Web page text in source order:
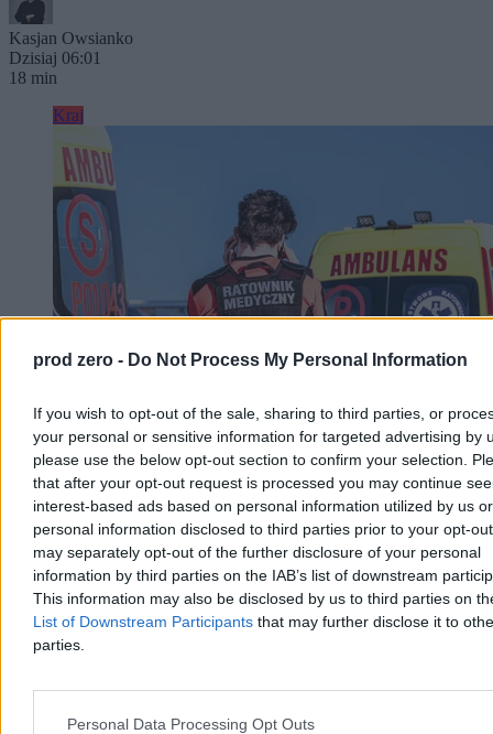
prod zero - Do Not Process My Personal Information
If you wish to opt-out of the sale, sharing to third parties, or
your personal or sensitive information for targeted advertising by
please use the below opt-out section to confirm your selection.
that after your opt-out request is processed you may continue
interest-based ads based on personal information utilized by us or
personal information disclosed to third parties prior to your opt-
may separately opt-out of the further disclosure of your personal
information by third parties on the IAB’s list of downstream
This information may also be disclosed by us to third parties on
List of Downstream Participants that may further disclose it to
parties.
Personal Data Processing Opt Outs
Kasjan Owsianko
Dzisiaj 06:01
18 min
Kraj
Dwaj chłopcy wyciągnięci ze zbiornika ppoż. w
Szczecinie. Udana reanimacja
W sobotę po godz. 14 w Szczecinie dwóch chłopców w wieku 9 i
11 lat wpadło do zbiornika przeciwpożarowego na terenie SP 18.
Wyciągnęli ich przypadkowi przechodnie, a strażacy i ratownicy
medyczni przywrócili obu chłopcom czynności życiowe. Policja
bada okoliczności zdarzenia pod nadzorem prokuratury.
Aleksandra Cieślik
Wczoraj 20:06